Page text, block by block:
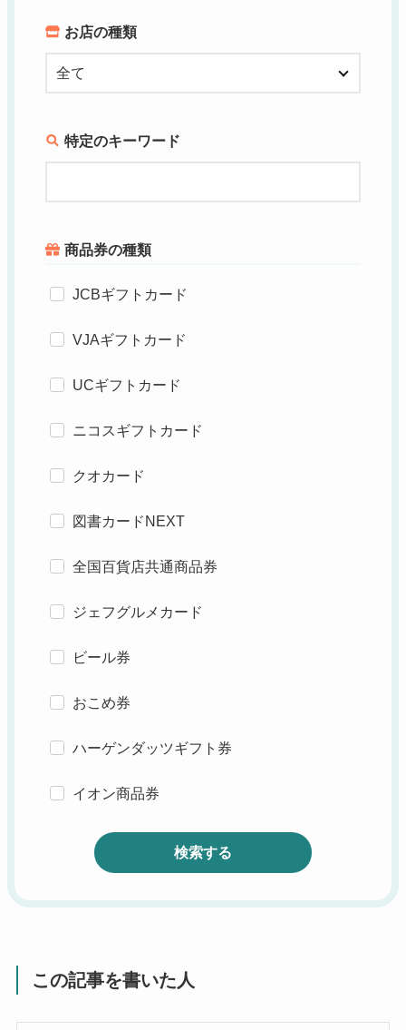
お店の種類
特定のキーワード
商品券の種類
JCBギフトカード
VJAギフトカード
UCギフトカード
ニコスギフトカード
クオカード
図書カードNEXT
全国百貨店共通商品券
ジェフグルメカード
ビール券
おこめ券
ハーゲンダッツギフト券
イオン商品券
検索する
この記事を書いた人